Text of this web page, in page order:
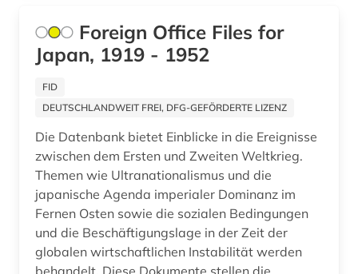
deutschland ddr (1)
deutschland. bundesrat (1)
deutschland. reichskanzlei (1)
dialekt (1)
diaspora (2)
Foreign Office Files for
Japan, 1919 - 1952
FID
DEUTSCHLANDWEIT FREI, DFG-GEFÖRDERTE LIZENZ
Die Datenbank bietet Einblicke in die Ereignisse
zwischen dem Ersten und Zweiten Weltkrieg.
Themen wie Ultranationalismus und die
japanische Agenda imperialer Dominanz im
Fernen Osten sowie die sozialen Bedingungen
und die Beschäftigungslage in der Zeit der
globalen wirtschaftlichen Instabilität werden